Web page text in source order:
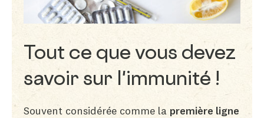
Tout ce que vous devez
savoir sur l'immunité !
Souvent considérée comme la première ligne